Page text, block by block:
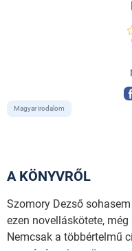
Magyar irodalom
A KÖNYVRŐL
Szomory Dezső
ezen novelláskötete,
Nemcsak a többértelmű